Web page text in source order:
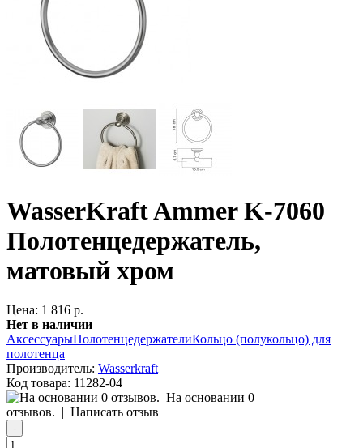
WasserKraft Ammer K-7060
Полотенцедержатель,
матовый хром
Цена: 1 816 р.
Нет в наличии
АксессуарыПолотенцедержателиКольцо (полукольцо) для
полотенца
Производитель: Wasserkraft
Код товара: 11282-04
На основании 0
отзывов. | Написать отзыв